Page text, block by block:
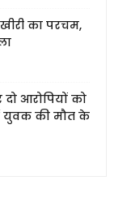
का परचम,
आरोपियों को
युवक की मौत के